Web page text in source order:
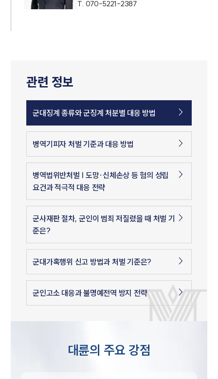
T. 070-5221-2387
관련 정보
군대징계 종류와 군징계 처분별 대응 방법
병역기피자 처벌 기준과 대응 방법
병역법위반처벌 | 도망·신체손상 등 혐의 성립
요건과 적극적 대응 전략
군사재판 절차, 군인이 범죄 저질렀을 때 처벌 기
준은?
군대가혹행위 신고 방법과 처벌 기준은?
군인고소 대응과 불명예전역 방지 전략
대륜의 주요 강점